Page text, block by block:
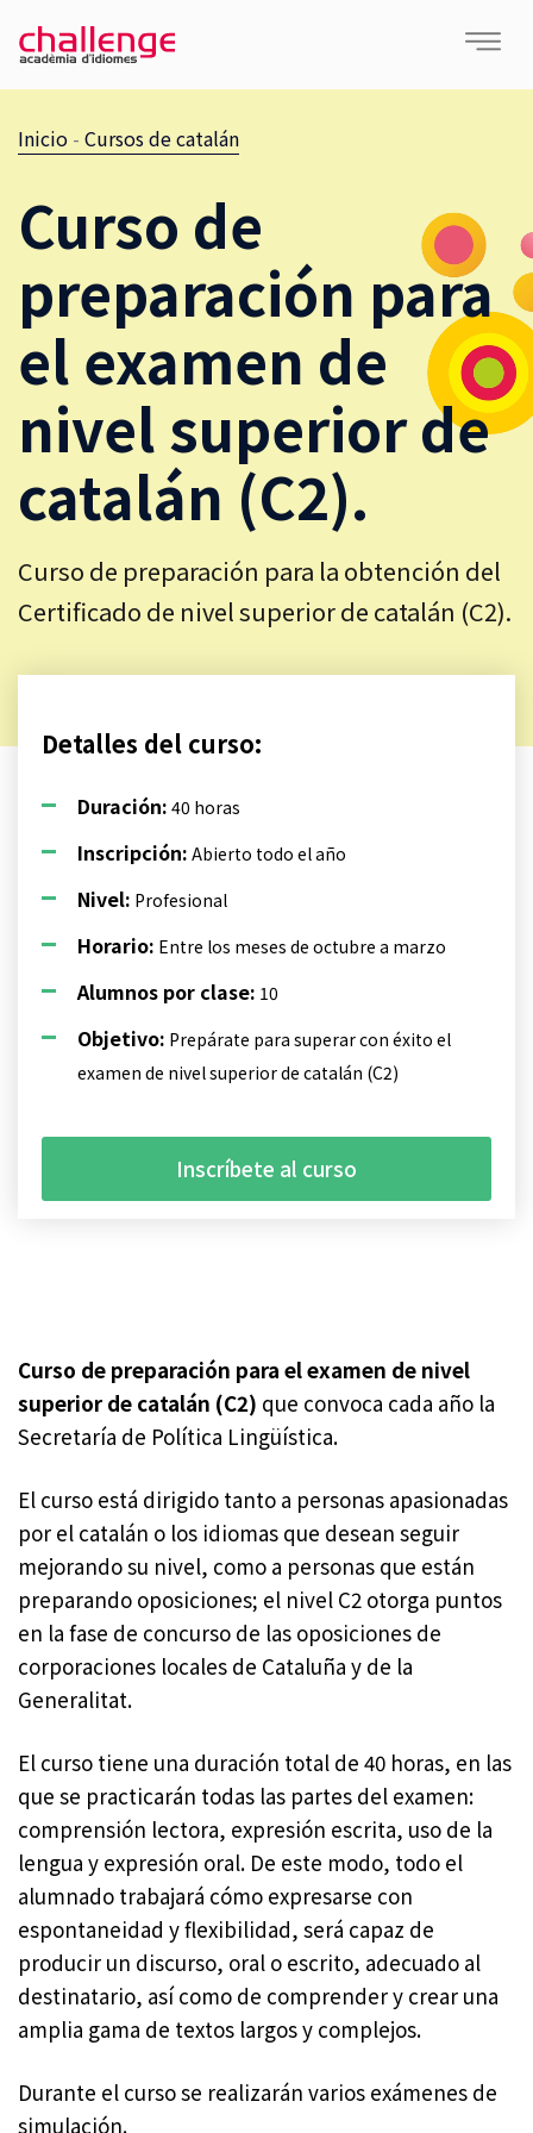
Inicio - Cursos de catalán
Curso de
preparación para
el examen de
nivel superior de
catalán (C2).
Curso de preparación para la obtención del
Certificado de nivel superior de catalán (C2).
Curso de preparación para el examen de nivel
superior de catalán (C2) que convoca cada año la
Secretaría de Política Lingüística.
El curso está dirigido tanto a personas apasionadas
por el catalán o los idiomas que desean seguir
mejorando su nivel, como a personas que están
preparando oposiciones; el nivel C2 otorga puntos
en la fase de concurso de las oposiciones de
corporaciones locales de Cataluña y de la
Generalitat.
El curso tiene una duración total de 40 horas, en las
que se practicarán todas las partes del examen:
comprensión lectora, expresión escrita, uso de la
lengua y expresión oral. De este modo, todo el
alumnado trabajará cómo expresarse con
espontaneidad y flexibilidad, será capaz de
producir un discurso, oral o escrito, adecuado al
destinatario, así como de comprender y crear una
amplia gama de textos largos y complejos.
Durante el curso se realizarán varios exámenes de
simulación.
Detalles del curso:
Duración: 40 horas
Inscripción: Abierto todo el año
Nivel: Profesional
Horario: Entre los meses de octubre a marzo
Alumnos por clase: 10
Objetivo: Prepárate para superar con éxito el
examen de nivel superior de catalán (C2)
Inscríbete al curso